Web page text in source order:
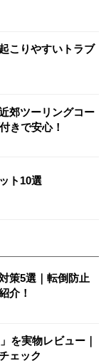
こりやすいトラブ
郊ツーリングコー
きで安心！
ト10選
策5選｜転倒防止
介！
を実物レビュー｜
ェック